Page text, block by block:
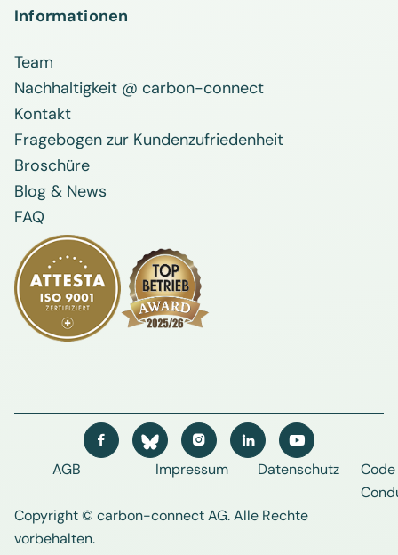
Informationen
Team
Nachhaltigkeit @ carbon-connect
Kontakt
Fragebogen zur Kundenzufriedenheit
Broschüre
Blog & News
FAQ
Copyright © carbon-connect AG. Alle Rechte
vorbehalten.
AGB Impressum Datenschutz
   